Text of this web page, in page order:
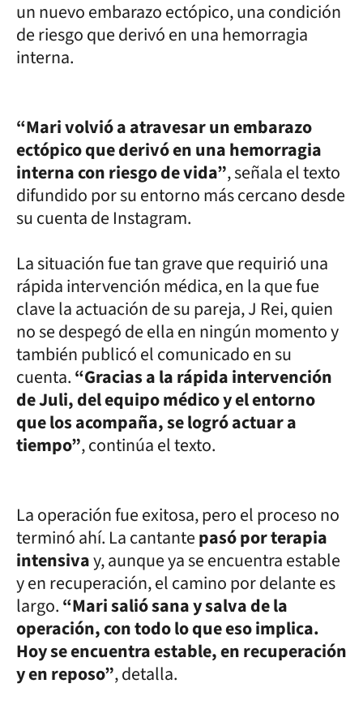
un nuevo embarazo ectópico, una condición
de riesgo que derivó en una hemorragia
interna.
“Mari volvió a atravesar un embarazo
ectópico que derivó en una hemorragia
interna con riesgo de vida”, señala el texto
difundido por su entorno más cercano desde
su cuenta de Instagram.
La situación fue tan grave que requirió una
rápida intervención médica, en la que fue
clave la actuación de su pareja, J Rei, quien
no se despegó de ella en ningún momento y
también publicó el comunicado en su
cuenta.“Gracias a la rápida intervención
de Juli, del equipo médico y el entorno
que los acompaña, se logró actuar a
tiempo”, continúa el texto.
La operación fue exitosa, pero el proceso no
terminó ahí. La cantantepasó por terapia
intensivay, aunque ya se encuentra estable
y en recuperación, el camino por delante es
largo.“Mari salió sana y salva de la
operación, con todo lo que eso implica.
Hoy se encuentra estable, en recuperación
y en reposo”, detalla.